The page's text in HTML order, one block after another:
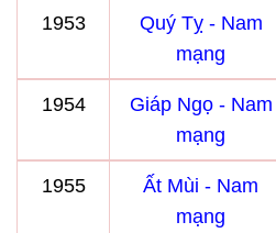
1953
Quý Tỵ - Nam
mạng
1954
Giáp Ngọ - Nam
mạng
1955
Ất Mùi - Nam
mạng